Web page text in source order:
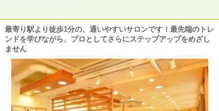
最寄り駅より徒歩1分の、通いやすいサロンです！最先端のトレ
ンドを学びながら、プロとしてさらにステップアップをめざし
ません